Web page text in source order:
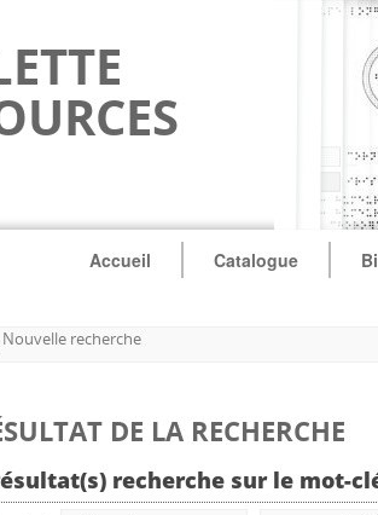
Accueil Catalogue
Nouvelle recherche
DE LA RECHERCHE
recherche sur le mot-